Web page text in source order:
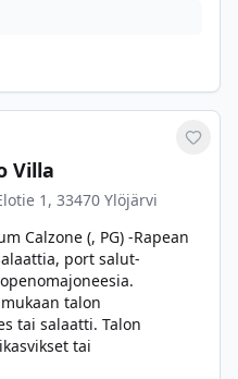
Villa
1, 33470 Ylöjärvi
Calzone (, PG) -Rapean
port salut-
talon
tai salaatti. Talon
tai